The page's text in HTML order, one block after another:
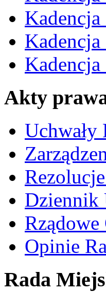
Akty
Dziennik
Opinie
Rada